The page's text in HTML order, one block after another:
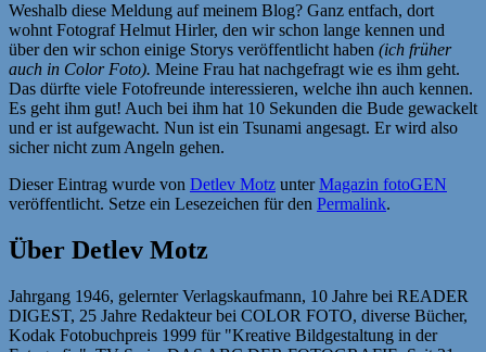
Weshalb diese Meldung auf meinem Blog? Ganz entfach, dort
wohnt Fotograf Helmut Hirler, den wir schon lange kennen und
über den wir schon einige Storys veröffentlicht haben (ich früher
auch in Color Foto). Meine Frau hat nachgefragt wie es ihm geht.
Das dürfte viele Fotofreunde interessieren, welche ihn auch kennen.
Es geht ihm gut! Auch bei ihm hat 10 Sekunden die Bude gewackelt
und er ist aufgewacht. Nun ist ein Tsunami angesagt. Er wird also
sicher nicht zum Angeln gehen.
Dieser Eintrag wurde von Detlev Motz unterMagazin fotoGEN
veröffentlicht. Setze ein Lesezeichen für den Permalink.
Über Detlev Motz
Jahrgang 1946, gelernter Verlagskaufmann, 10 Jahre bei READER
DIGEST, 25 Jahre Redakteur bei COLOR FOTO, diverse Bücher,
Kodak Fotobuchpreis 1999 für "Kreative Bildgestaltung in der